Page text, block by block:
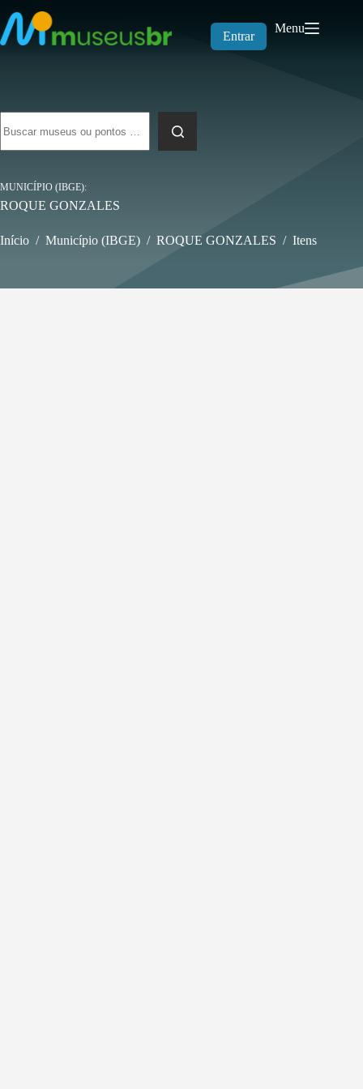
para
o
conteúdo
Entrar
Menu
resultados
MUNICÍPIO (IBGE)
ROQUE GONZALES
Início / Município (IBGE) / ROQUE GONZALES / Itens